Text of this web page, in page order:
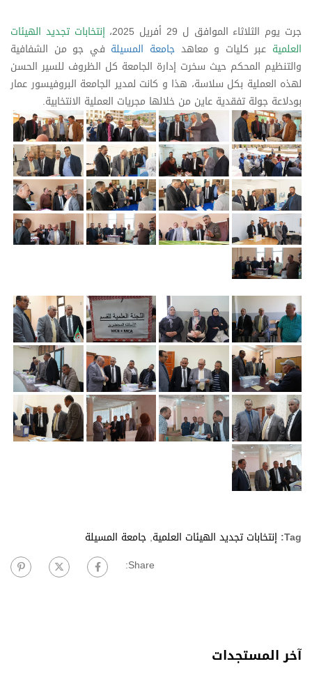
جرت يوم الثلاثاء الموافق ل 29 أفريل 2025،
إنتخابات تجديد الهيئات
العلمية عبر كليات و معاهد جامعة المسيلة في جو من الشفافية
والتنظيم المحكم حيث سخرت إدارة الجامعة كل الظروف للسير الحسن
لهذه العملية بكل سلاسة، هذا و كانت لمدير الجامعة البروفيسور عمار
بودلاعة جولة تفقدية عاين من خلالها مجريات العملية الانتخابية.
Tag: إنتخابات تجديد الهيئات العلمية, جامعة المسيلة
Share:
آخر المستجدات